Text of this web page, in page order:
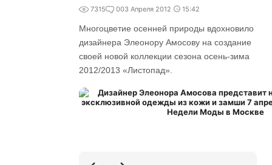
7315 003 Апреля 2012 15:42
Многоцветие осенней природы вдохновило
дизайнера Элеонору Амосову на создание
своей новой коллекции сезона осень-зима
2012/2013 «Листопад».